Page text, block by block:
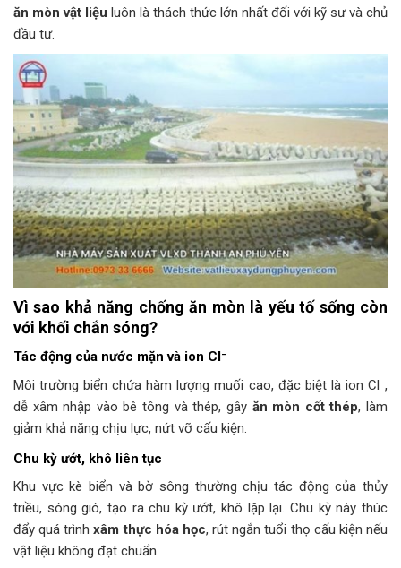
ăn mòn vật liệu luôn là thách thức lớn nhất đối với kỹ sư và chủ
đầu tư.
Vì sao khả năng chống ăn mòn là yếu tố sống còn
với khối chắn sóng?
Tác động của nước mặn và ion Cl⁻
Môi trường biển chứa hàm lượng muối cao, đặc biệt là ion Cl⁻,
dễ xâm nhập vào bê tông và thép, gây ăn mòn cốt thép, làm
giảm khả năng chịu lực, nứt vỡ cấu kiện.
Chu kỳ ướt, khô liên tục
Khu vực kè biển và bờ sông thường chịu tác động của thủy
triều, sóng gió, tạo ra chu kỳ ướt, khô lặp lại. Chu kỳ này thúc
đẩy quá trìnhxâm thực hóa học, rút ngắn tuổi thọ cấu kiện nếu
vật liệu không đạt chuẩn.